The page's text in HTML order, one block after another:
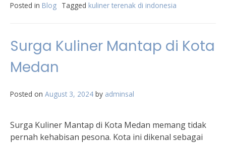
Posted in Blog Tagged kuliner terenak di indonesia
Surga Kuliner Mantap di Kota
Medan
Posted on August 3, 2024 by adminsal
Surga Kuliner Mantap di Kota Medan memang tidak
pernah kehabisan pesona. Kota ini dikenal sebagai